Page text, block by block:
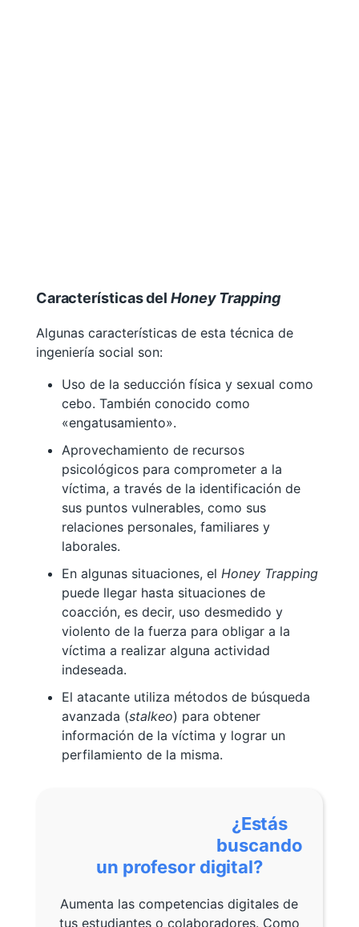
Características del Honey Trapping
Algunas características de esta técnica de
ingeniería social son:
Uso de la seducción física y sexual como
cebo. También conocido como
«engatusamiento».
Aprovechamiento de recursos
psicológicos para comprometer a la
víctima, a través de la identificación de
sus puntos vulnerables, como sus
relaciones personales, familiares y
laborales.
En algunas situaciones, el Honey Trapping
puede llegar hasta situaciones de
coacción, es decir, uso desmedido y
violento de la fuerza para obligar a la
víctima a realizar alguna actividad
indeseada.
El atacante utiliza métodos de búsqueda
avanzada (stalkeo) para obtener
información de la víctima y lograr un
perfilamiento de la misma.
¿Estás
buscando
un profesor digital?
Aumenta las competencias digitales de
tus estudiantes o colaboradores. Como